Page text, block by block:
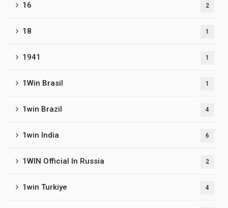
16 2
18 1
1941 1
1Win Brasil 1
1win Brazil 4
1win India 6
1WIN Official In Russia 2
1win Turkiye 4